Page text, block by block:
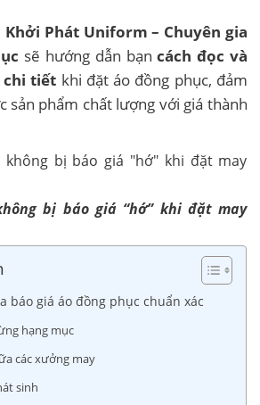
Khởi Phát Uniform – Chuyên gia
sẽ hướng dẫn bạncách đọc và
chi tiết khi đặt áo đồng phục, đảm
sản phẩm chất lượng với giá thành
bị báo giá “hớ” khi đặt may
báo giá áo đồng phục chuẩn xác
hạng mục
các xưởng may
sinh